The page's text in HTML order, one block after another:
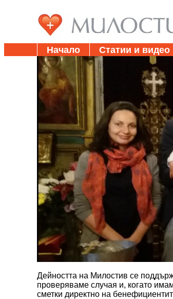
Начало Статии и видео
Дейността на Милостив се
проверяваме случая и, когато
сметки директно на